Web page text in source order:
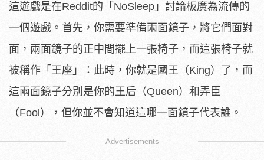
這遊戲是在Reddit的「NoSleep」討論板廣為流傳的
一個遊戲。首先，你需要準備兩面鏡子，將它們面對
面，兩面鏡子的正中間擺上一張椅子，而這張椅子就
被稱作「王座」：此時，你就是國王（King）了，而
這兩面鏡子分別是你的王后（Queen）和弄臣
（Fool），但你並不會知道這哪一面鏡子代表誰。
Advertisements